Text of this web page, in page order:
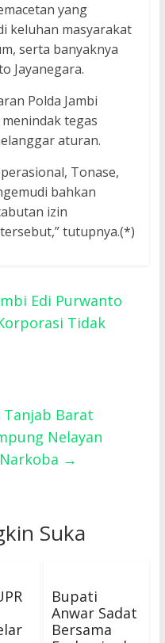
yang
keluhan masyarakat
serta banyaknya
Jayanegara.
Polda Jambi
tegas
aturan.
Tonase,
bahkan
izin
tutupnya.(*)
Edi Purwanto
Tidak
Barat
Nelayan
→
Suka
Bupati
Anwar Sadat
Bersama